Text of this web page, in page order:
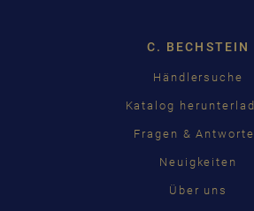
C. BECHSTEIN
Händlersuche
Katalog
Fragen &
Neuigkeiten
Über uns